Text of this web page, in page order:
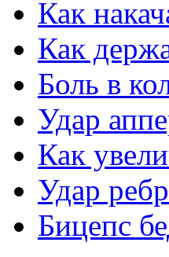
Как
Как
Боль в
Удар
Как
Удар
Бицепс